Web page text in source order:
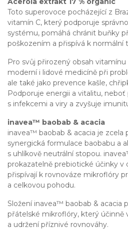
Toto superovoce pocházející z
vitamín C, který podporuje
systému, pomáhá chránit buňky
poškozením a přispívá k normální
Pro svůj přirozený obsah vitamínu
moderní i lidové medicíně při
ale také jako prevence kašle,
Podporuje energii a vitalitu,
s infekcemi a viry a zvyšuje
inavea™ baobab & acacia
inavea™ baobab & acacia je zcela
synergická formulace baobabu a
s uhlíkově neutrální stopou.
prokazatelně prebiotické účinky v
přispívají k rovnováze mikroflóry
a celkovou pohodu.
Složení inavea™ baobab & acacia
přátelské mikroflóry, který účinně
a udržení příznivé rovnováhy.